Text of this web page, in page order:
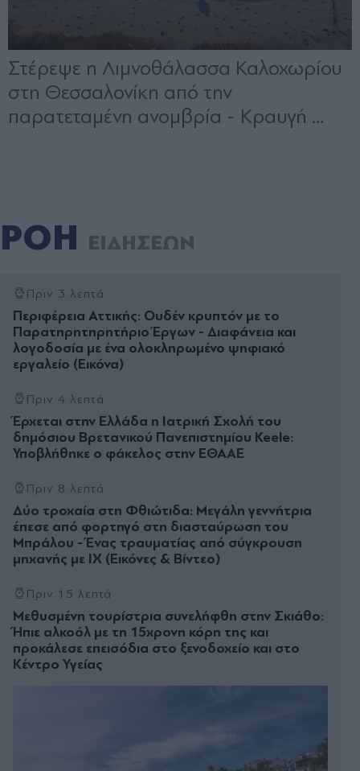
ΡΟΗ ΕΙΔΗΣΕΩΝ
Πριν 3 λεπτά
Περιφέρεια Αττικής: Ουδέν κρυπτόν με το
Παρατηρητηρητήριο Έργων - Διαφάνεια και
λογοδοσία με ένα ολοκληρωμένο ψηφιακό
εργαλείο (Εικόνα)
Πριν 4 λεπτά
Έρχεται στην Ελλάδα η Ιατρική Σχολή του
δημόσιου Βρετανικού Πανεπιστημίου Keele:
Υποβλήθηκε ο φάκελος στην ΕΘΑΑΕ
Πριν 8 λεπτά
Δύο τροχαία στη Φθιώτιδα: Μεγάλη γεννήτρια
έπεσε από φορτηγό στη διασταύρωση του
Μπράλου - Ένας τραυματίας από σύγκρουση
μηχανής με ΙΧ (Εικόνες & Βίντεο)
Πριν 15 λεπτά
Μεθυσμένη τουρίστρια συνελήφθη στην Σκιάθο:
Ήπιε αλκοόλ με τη 15χρονη κόρη της και
προκάλεσε επεισόδια στο ξενοδοχείο και στο
Κέντρο Υγείας